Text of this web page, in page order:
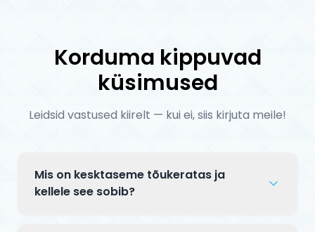
Korduma kippuvad
küsimused
Leidsid vastused kiirelt — kui ei, siis kirjuta meile!
Mis on kesktaseme tõukeratas ja
kellele see sobib?